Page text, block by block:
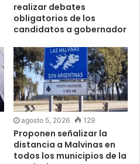
realizar debates
obligatorios de los
candidatos a gobernador
agosto 5, 2026 129
Proponen señalizar la
distancia a Malvinas en
todos los municipios de la